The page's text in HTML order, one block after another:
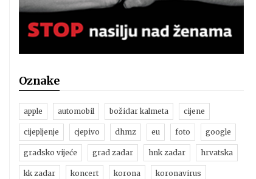
Oznake
apple automobil božidar kalmeta cijene
cijepljenje cjepivo dhmz eu foto google
gradsko vijeće grad zadar hnk zadar hrvatska
kk zadar koncert korona koronavirus